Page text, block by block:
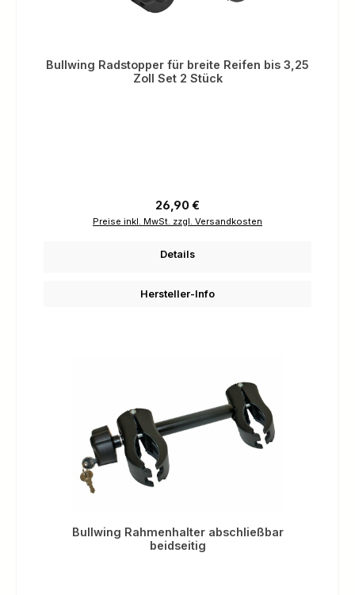
Bullwing Radstopper für breite Reifen bis 3,25
Zoll Set 2 Stück
Regulärer Preis:
26,90 €
Preise inkl. MwSt. zzgl. Versandkosten
Details
Hersteller-Info
Bullwing Rahmenhalter abschließbar
beidseitig